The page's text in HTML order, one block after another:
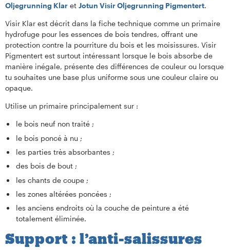
Oljegrunning Klar et Jotun Visir Oljegrunning Pigmentert.
Visir Klar est décrit dans la fiche technique comme un primaire
hydrofuge pour les essences de bois tendres, offrant une
protection contre la pourriture du bois et les moisissures. Visir
Pigmentert est surtout intéressant lorsque le bois absorbe de
manière inégale, présente des différences de couleur ou lorsque
tu souhaites une base plus uniforme sous une couleur claire ou
opaque.
Utilise un primaire principalement sur :
le bois neuf non traité ;
le bois poncé à nu ;
les parties très absorbantes ;
des bois de bout ;
les chants de coupe ;
les zones altérées poncées ;
les anciens endroits où la couche de peinture a été
totalement éliminée.
Support : l’anti-salissures